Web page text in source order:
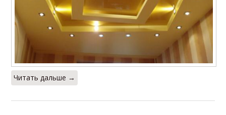
Читать дальше →